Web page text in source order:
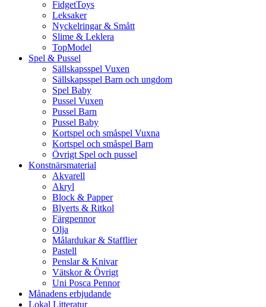
FidgetToys
Leksaker
Nyckelringar & Smått
Slime & Leklera
TopModel
Spel & Pussel
Sällskapsspel Vuxen
Sällskapsspel Barn och ungdom
Spel Baby
Pussel Vuxen
Pussel Barn
Pussel Baby
Kortspel och småspel Vuxna
Kortspel och småspel Barn
Övrigt Spel och pussel
Konstnärsmaterial
Akvarell
Akryl
Block & Papper
Blyerts & Ritkol
Färgpennor
Olja
Målardukar & Stafflier
Pastell
Penslar & Knivar
Vätskor & Övrigt
Uni Posca Pennor
Månadens erbjudande
Lokal Litteratur